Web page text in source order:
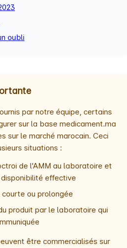
oubli
par notre équipe, certains
sur la base medicament.ma
sur le marché marocain. Ceci
situations :
de l'AMM au laboratoire et
effective
ou prolongée
produit par le laboratoire qui
être commercialisés sur